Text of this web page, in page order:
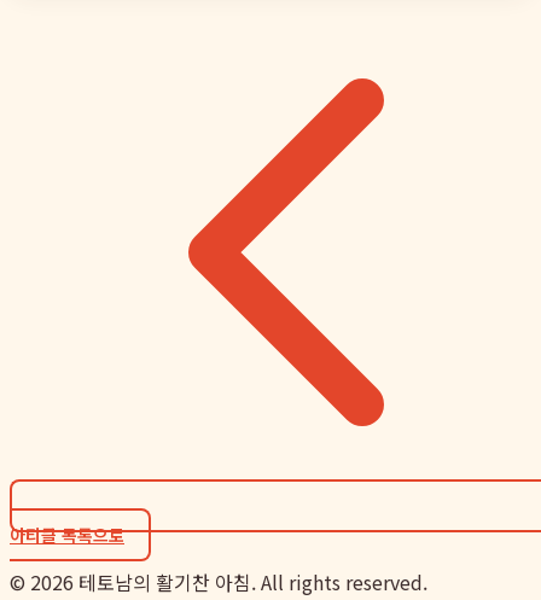
아티클 목록으로
© 2026 테토남의 활기찬 아침. All rights reserved.